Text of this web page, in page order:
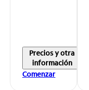
Precios y otra
información
Comenzar